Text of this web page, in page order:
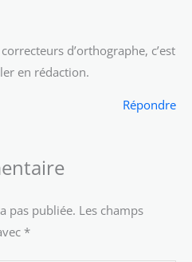
d’orthographe, c’est
en rédaction.
Répondre
pas publiée. Les champs
*